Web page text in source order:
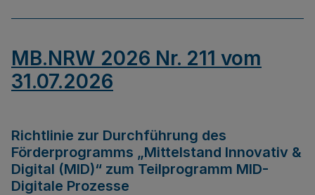
MB.NRW 2026 Nr. 211 vom
31.07.2026
Richtlinie zur Durchführung des
Förderprogramms „Mittelstand Innovativ &
Digital (MID)“ zum Teilprogramm MID-
Digitale Prozesse